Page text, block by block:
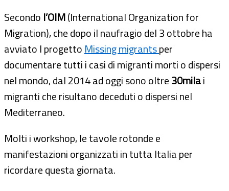
Secondo l’OIM(International Organization for
Migration), che dopo il naufragio del 3 ottobre ha
avviato l progetto Missing migrantsper
documentare tutti i casi di migranti morti o dispersi
nel mondo, dal 2014 ad oggi sono oltre30milai
migranti che risultano deceduti o dispersi nel
Mediterraneo.
Molti i workshop, le tavole rotonde e
manifestazioni organizzati in tutta Italia per
ricordare questa giornata.